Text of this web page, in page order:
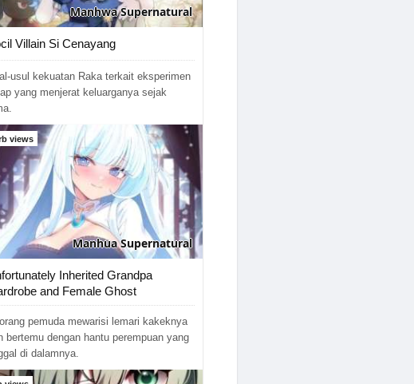
ManhwaSupernatural
Villain Si Cenayang
usul kekuatan Raka terkait eksperimen
yang menjerat keluarganya sejak
views
ManhuaSupernatural
Inherited Grandpa
and Female Ghost
pemuda mewarisi lemari kakeknya
bertemu dengan hantu perempuan yang
di dalamnya.